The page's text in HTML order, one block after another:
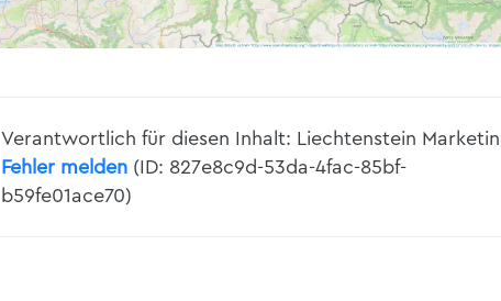
Verantwortlich für diesen Inhalt: Liechtenstein
Fehler melden(ID: 827e8c9d-53da-4fac-85bf-
b59fe01ace70)